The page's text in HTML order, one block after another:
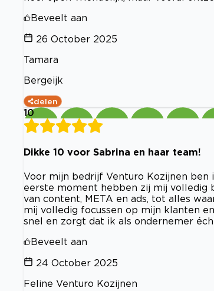
Beveelt aan
26 October 2025
Tamara
Bergeijk
delen
10
Dikke 10 voor Sabrina en haar team!
Voor mijn bedrijf Venturo Kozijnen ben
eerste moment hebben zij mij volledig
van content, META en ads, tot alles
mij volledig focussen op mijn klanten
snel en zorgt dat ik als ondernemer
Beveelt aan
24 October 2025
Feline Venturo Kozijnen